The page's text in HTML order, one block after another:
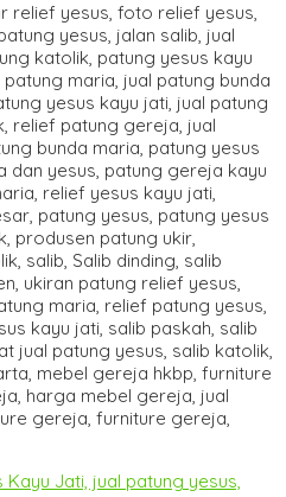
relief yesus, foto relief yesus,
yesus, jalan salib, jual
katolik, patung yesus kayu
maria, jual patung bunda
yesus kayu jati, jual patung
relief patung gereja, jual
bunda maria, patung yesus
dan yesus, patung gereja kayu
relief yesus kayu jati,
patung yesus, patung yesus
produsen patung ukir,
salib, Salib dinding, salib
ukiran patung relief yesus,
maria, relief patung yesus,
kayu jati, salib paskah, salib
jual patung yesus, salib katolik,
mebel gereja hkbp, furniture
harga mebel gereja, jual
gereja, furniture gereja,